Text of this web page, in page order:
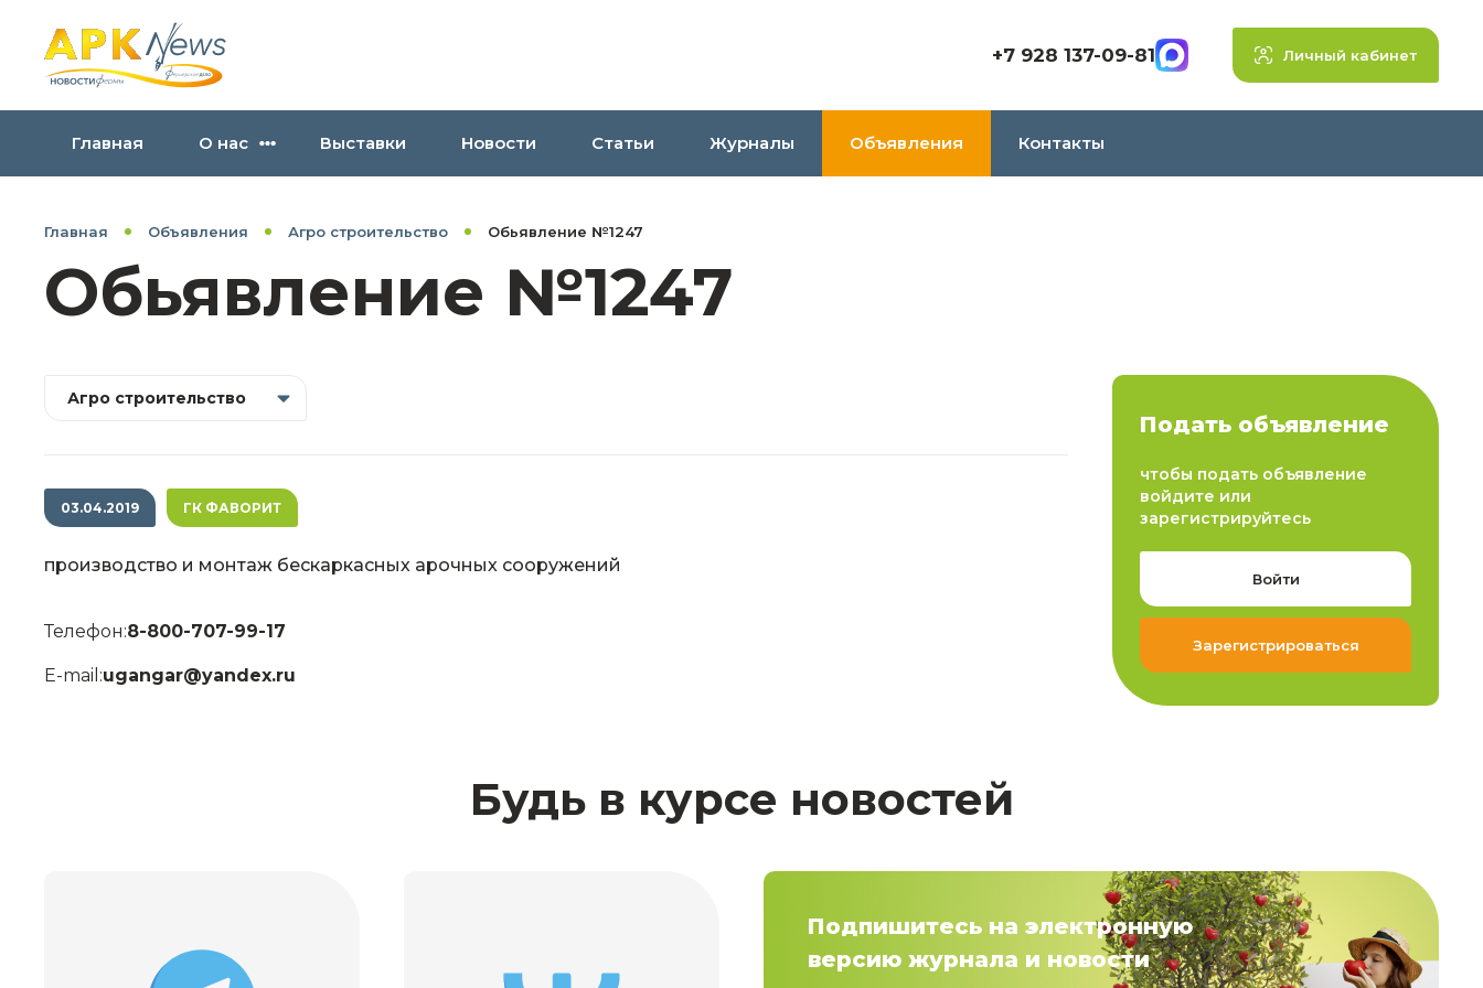
+7 928 137-09-81 Личный кабинет
Главная О нас Выставки Новости Статьи Журналы Объявления Контакты
Главная Объявления Агро строительство Обьявление №1247
Обьявление №1247
Подать объявление
чтобы подать объявление
войдите или
зарегистрируйтесь
Войти
Зарегистрироваться
Агро строительство
03.04.2019 ГК ФАВОРИТ
производство и монтаж бескаркасных арочных сооружений
Телефон:8-800-707-99-17
E-mail:ugangar@yandex.ru
Будь в курсе новостей
Подпишитесь на электронную
версию журнала и новости